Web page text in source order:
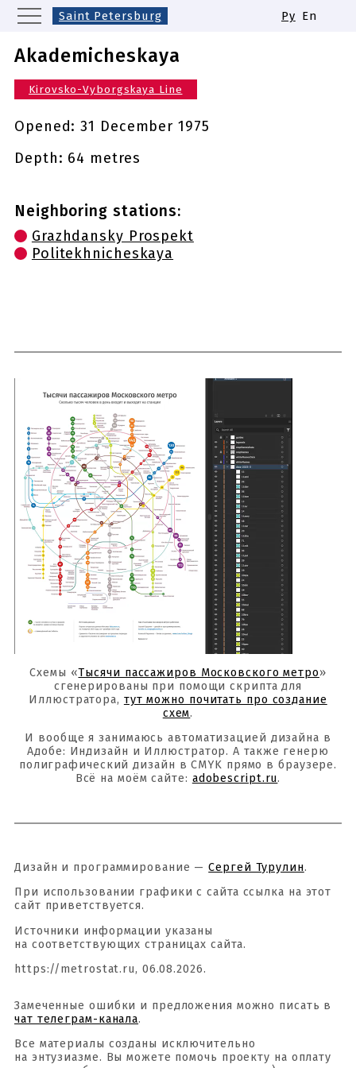
Saint Petersburg
Nizhny Novgorod
Novosibirsk
Samara
Same names of metro stations
Ру En
Akademicheskaya
Kirovsko-Vyborgskaya Line
Opened:31 December 1975
Depth: 64 metres
Neighboring stations:
Grazhdansky Prospekt
Politekhnicheskaya
Схемы «Тысячи пассажиров Московского метро»
сгенерированы при помощи скрипта для
Иллюстратора, тут можно почитать про создание
схем.
И вообще я занимаюсь автоматизацией дизайна в
Адобе: Индизайн и Иллюстратор. А также генерю
полиграфический дизайн в CMYK прямо в браузере.
Всё на моём сайте: adobescript.ru.
Дизайн и программирование —Сергей Турулин.
При использовании графики с сайта ссылка на этот
сайт приветствуется.
Источники информации указаны
на соответствующих страницах сайта.
https://metrostat.ru, 06.08.2026.
Замеченные ошибки и предложения можно писать в
чат телеграм-канала.
Все материалы созданы исключительно
на энтузиазме. Вы можете помочь проекту на оплату